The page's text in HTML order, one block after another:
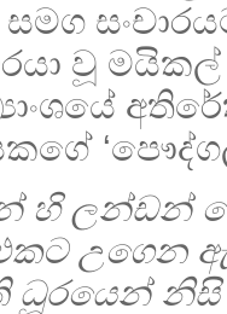
වූ
හි ලන්ඩන්
උගෙන
ධූරයෙන්